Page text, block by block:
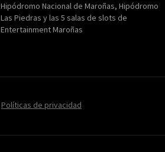
Hipódromo Nacional de Maroñas, Hipódromo
Las Piedras y las 5 salas de slots de
Entertainment Maroñas
Políticas de privacidad